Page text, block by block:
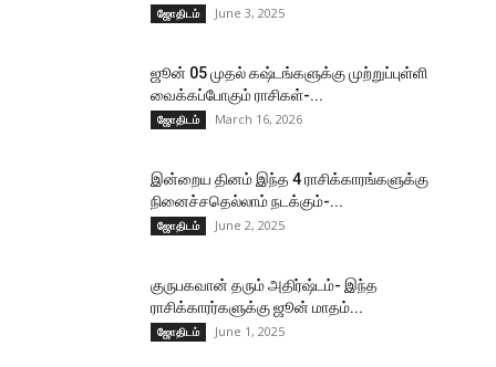
ஜோதிடம் June 3, 2025
ஜூன் 05 முதல் கஷ்டங்களுக்கு முற்றுப்புள்ளி
வைக்கப்போகும் ராசிகள்-...
ஜோதிடம் March 16, 2026
இன்றைய தினம் இந்த 4 ராசிக்காரங்களுக்கு
நினைச்சதெல்லாம் நடக்கும்-...
ஜோதிடம் June 2, 2025
குருபகவான் தரும் அதிர்ஷ்டம்- இந்த
ராசிக்காரர்களுக்கு ஜூன் மாதம்...
ஜோதிடம் June 1, 2025